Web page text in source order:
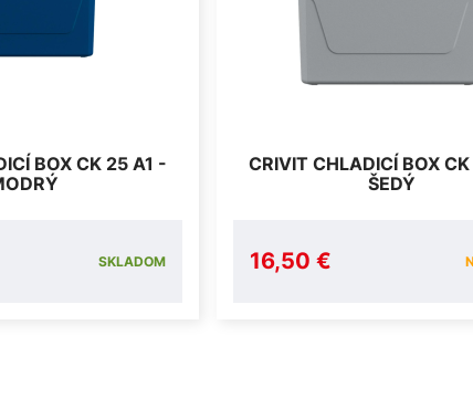
BOX CK 25 A1 -
SKLADOM
CRIVIT CHLADICÍ BOX
ŠEDÝ
16,50 €